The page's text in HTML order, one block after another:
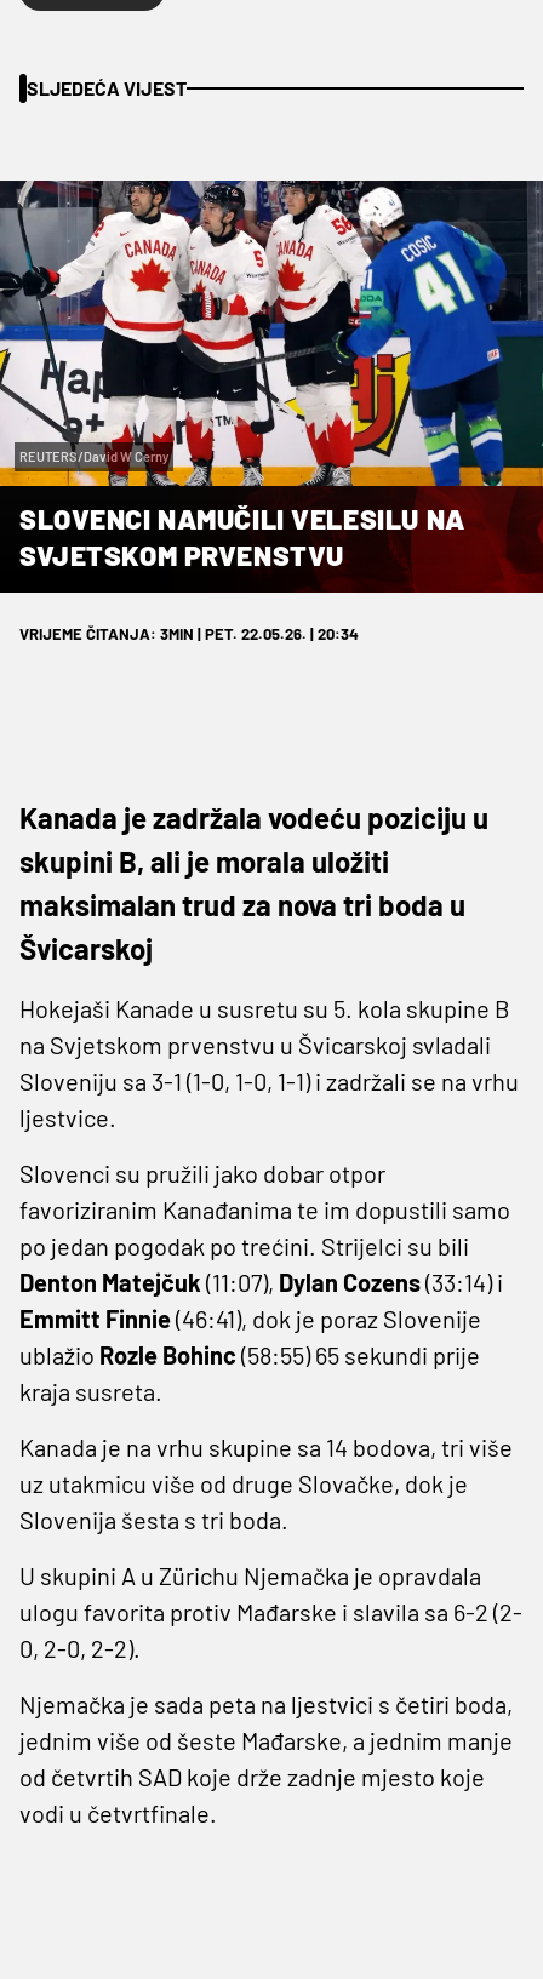
SLJEDEĆA VIJEST
REUTERS/David W Cerny
SLOVENCI NAMUČILI VELESILU NA
SVJETSKOM PRVENSTVU
VRIJEME ČITANJA: 3MIN | PET. 22.05.26. | 20:34
Kanada je zadržala vodeću poziciju u
skupini B, ali je morala uložiti
maksimalan trud za nova tri boda u
Švicarskoj
Hokejaši Kanade u susretu su 5. kola skupine B
na Svjetskom prvenstvu u Švicarskoj svladali
Sloveniju sa 3-1 (1-0, 1-0, 1-1) i zadržali se na vrhu
ljestvice.
Slovenci su pružili jako dobar otpor
favoriziranim Kanađanima te im dopustili samo
po jedan pogodak po trećini. Strijelci su bili
Denton Matejčuk (11:07), Dylan Cozens(33:14) i
Emmitt Finnie(46:41), dok je poraz Slovenije
ublažio Rozle Bohinc (58:55) 65 sekundi prije
kraja susreta.
Kanada je na vrhu skupine sa 14 bodova, tri više
uz utakmicu više od druge Slovačke, dok je
Slovenija šesta s tri boda.
U skupini A u Zürichu Njemačka je opravdala
ulogu favorita protiv Mađarske i slavila sa 6-2 (2-
0, 2-0, 2-2).
Njemačka je sada peta na ljestvici s četiri boda,
jednim više od šeste Mađarske, a jednim manje
od četvrtih SAD koje drže zadnje mjesto koje
vodi u četvrtfinale.